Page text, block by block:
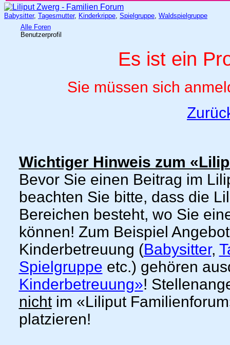
Babysitter, Tagesmutter, Kinderkrippe, Spielgruppe, Waldspielgruppe
Alle Foren
Benutzerprofil
Es ist ein
Sie müssen sich
Wichtiger Hinweis zum
Bevor Sie einen Beitrag im
beachten Sie bitte, dass die
Bereichen besteht, wo Sie
können! Zum Beispiel
Kinderbetreuung (Babysitter,
Spielgruppe etc.) gehören
Kinderbetreuung»!
nichtim «Liliput
platzieren!